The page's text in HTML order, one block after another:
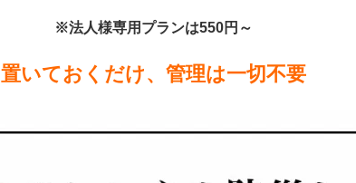
※法人様専用プランは550円～
置いておくだけ、管理は一切不要